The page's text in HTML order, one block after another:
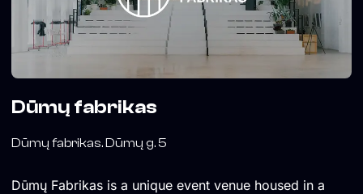
Dūmų fabrikas
Dūmų fabrikas. Dūmų g. 5
Dūmų Fabrikas is a unique event venue housed in a